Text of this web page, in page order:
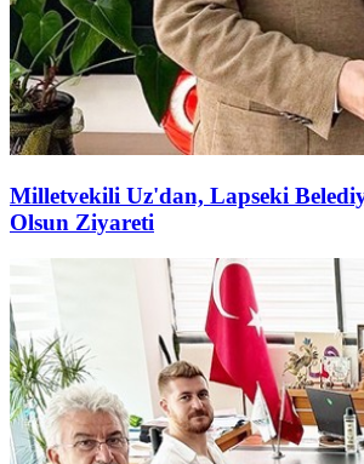
Milletvekili Uz'dan, Lapseki
Olsun Ziyareti